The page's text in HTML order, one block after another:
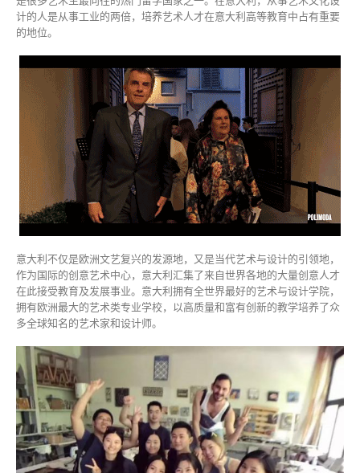
计的人是从事工业的两倍，培养艺术人才在意大利高等教育中占有重要
的地位。
意大利不仅是欧洲文艺复兴的发源地，又是当代艺术与设计的引领地，
作为国际的创意艺术中心，意大利汇集了来自世界各地的大量创意人才
在此接受教育及发展事业。意大利拥有全世界最好的艺术与设计学院，
拥有欧洲最大的艺术类专业学校，以高质量和富有创新的教学培养了众
多全球知名的艺术家和设计师。